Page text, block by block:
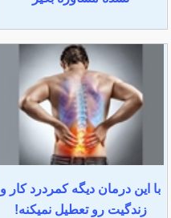
با این درمان دیگه کمردرد کار و
زندگیت رو تعطیل نمیکنه!